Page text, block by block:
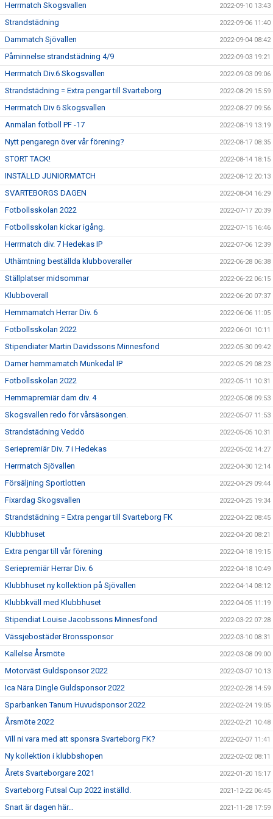
Herrmatch Skogsvallen 2022-09-10 13:43
Strandstädning 2022-09-06 11:40
Dammatch Sjövallen 2022-09-04 08:42
Påminnelse strandstädning 4/9 2022-09-03 19:21
Herrmatch Div.6 Skogsvallen 2022-09-03 09:06
Strandstädning = Extra pengar till Svarteborg 2022-08-29 15:59
Herrmatch Div 6 Skogsvallen 2022-08-27 09:56
Anmälan fotboll PF -17 2022-08-19 13:19
Nytt pengaregn över vår förening? 2022-08-17 08:35
STORT TACK! 2022-08-14 18:15
INSTÄLLD JUNIORMATCH 2022-08-12 20:13
SVARTEBORGS DAGEN 2022-08-04 16:29
Fotbollsskolan 2022 2022-07-17 20:39
Fotbollsskolan kickar igång. 2022-07-15 16:46
Herrmatch div. 7 Hedekas IP 2022-07-06 12:39
Uthämtning beställda klubboveraller 2022-06-28 06:38
Ställplatser midsommar 2022-06-22 06:15
Klubboverall 2022-06-20 07:37
Hemmamatch Herrar Div. 6 2022-06-06 11:05
Fotbollsskolan 2022 2022-06-01 10:11
Stipendiater Martin Davidssons Minnesfond 2022-05-30 09:42
Damer hemmamatch Munkedal IP 2022-05-29 08:23
Fotbollsskolan 2022 2022-05-11 10:31
Hemmapremiär dam div. 4 2022-05-08 09:53
Skogsvallen redo för vårsäsongen. 2022-05-07 11:53
Strandstädning Veddö 2022-05-05 10:31
Seriepremiär Div. 7 i Hedekas 2022-05-02 14:27
Herrmatch Sjövallen 2022-04-30 12:14
Försäljning Sportlotten 2022-04-29 09:44
Fixardag Skogsvallen 2022-04-25 19:34
Strandstädning = Extra pengar till Svarteborg FK 2022-04-22 08:45
Klubbhuset 2022-04-20 08:21
Extra pengar till vår förening 2022-04-18 19:15
Seriepremiär Herrar Div. 6 2022-04-18 10:49
Klubbhuset ny kollektion på Sjövallen 2022-04-14 08:12
Klubbkväll med Klubbhuset 2022-04-05 11:19
Stipendiat Louise Jacobssons Minnesfond 2022-03-22 07:28
Vässjebostäder Bronssponsor 2022-03-10 08:31
Kallelse Årsmöte 2022-03-08 09:00
Motorväst Guldsponsor 2022 2022-03-07 10:13
Ica Nära Dingle Guldsponsor 2022 2022-02-28 14:59
Sparbanken Tanum Huvudsponsor 2022 2022-02-24 19:05
Årsmöte 2022 2022-02-21 10:48
Vill ni vara med att sponsra Svarteborg FK? 2022-02-07 11:41
Ny kollektion i klubbshopen 2022-02-02 08:11
Årets Svarteborgare 2021 2022-01-20 15:17
Svarteborg Futsal Cup 2022 inställd. 2021-12-22 06:45
Snart är dagen här… 2021-11-28 17:59